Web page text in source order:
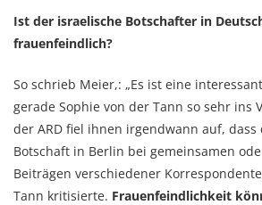
Ist der israelische Botschafter in
frauenfeindlich?
So schrieb Meier,: „Es ist eine
gerade Sophie von der Tann so sehr ins
der ARD fiel ihnen irgendwann auf, dass
Botschaft in Berlin bei gemeinsamen
Beiträgen verschiedener
Tann kritisierte. Frauenfeindlichkeit